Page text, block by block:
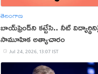
తెలంగాణ
బాయ్‌ఫ్రెండ్‌ని కట్టేసి.. నీట్‌
సామూహిక అత్యాచారం
Jul 24, 2026, 13:07 IST